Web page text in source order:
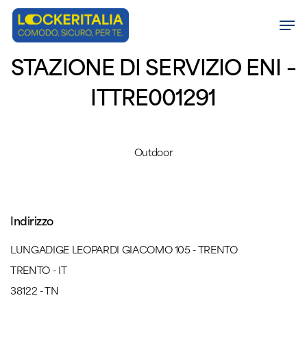
Skip
content
STAZIONE DI SERVIZIO ENI –
ITTRE001291
Outdoor
Indirizzo
LUNGADIGE LEOPARDI GIACOMO 105 - TRENTO
TRENTO - IT
38122 - TN
Menu